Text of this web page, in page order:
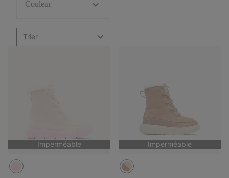
Couleur
Trier
Imperméable Imperméable